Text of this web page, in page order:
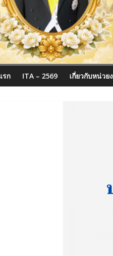
จำ
วัด
รก ITA – 2569 เกี่ยวกับหน่วย